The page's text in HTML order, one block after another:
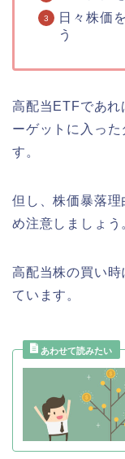
日々株価
う
高配当ETFであれ
ーゲットに入っ
す。
但し、株価暴落
め注意しましょう
高配当株の買い
ています。